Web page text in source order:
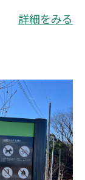
詳細をみる